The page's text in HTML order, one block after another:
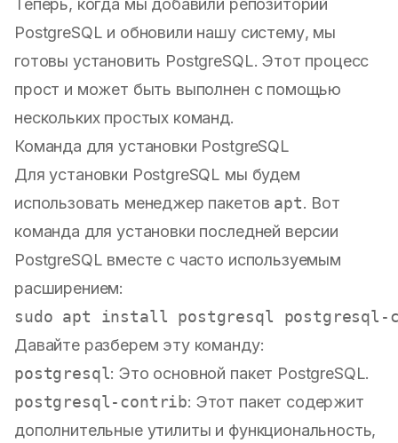
Теперь, когда мы добавили репозиторий
PostgreSQL и обновили нашу систему, мы
готовы установить PostgreSQL. Этот процесс
прост и может быть выполнен с помощью
нескольких простых команд.
Команда для установки PostgreSQL
Для установки PostgreSQL мы будем
использовать менеджер пакетов apt. Вот
команда для установки последней версии
PostgreSQL вместе с часто используемым
расширением:
sudo
Давайте разберем эту команду:
postgresql: Это основной пакет PostgreSQL.
postgresql-contrib: Этот пакет содержит
дополнительные утилиты и функциональность,